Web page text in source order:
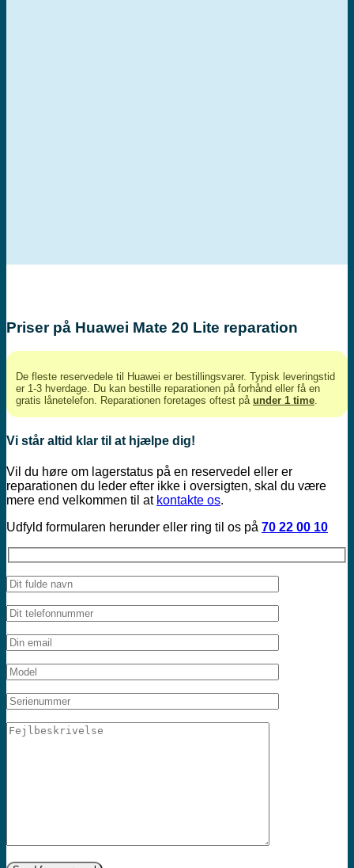
Priser på Huawei Mate 20 Lite reparation
De fleste reservedele til Huawei er bestillingsvarer. Typisk leveringstid
er 1-3 hverdage. Du kan bestille reparationen på forhånd eller få en
gratis lånetelefon. Reparationen foretages oftest på under 1 time.
Vi står altid klar til at hjælpe dig!
Vil du høre om lagerstatus på en reservedel eller er
reparationen du leder efter ikke i oversigten, skal du være
mere end velkommen til at kontakte os.
Udfyld formularen herunder eller ring til os på 70 22 00 10